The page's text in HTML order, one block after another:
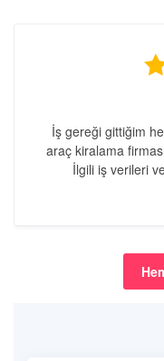
İş gereği gittiğim
araç kiralama
İlgili iş verileri